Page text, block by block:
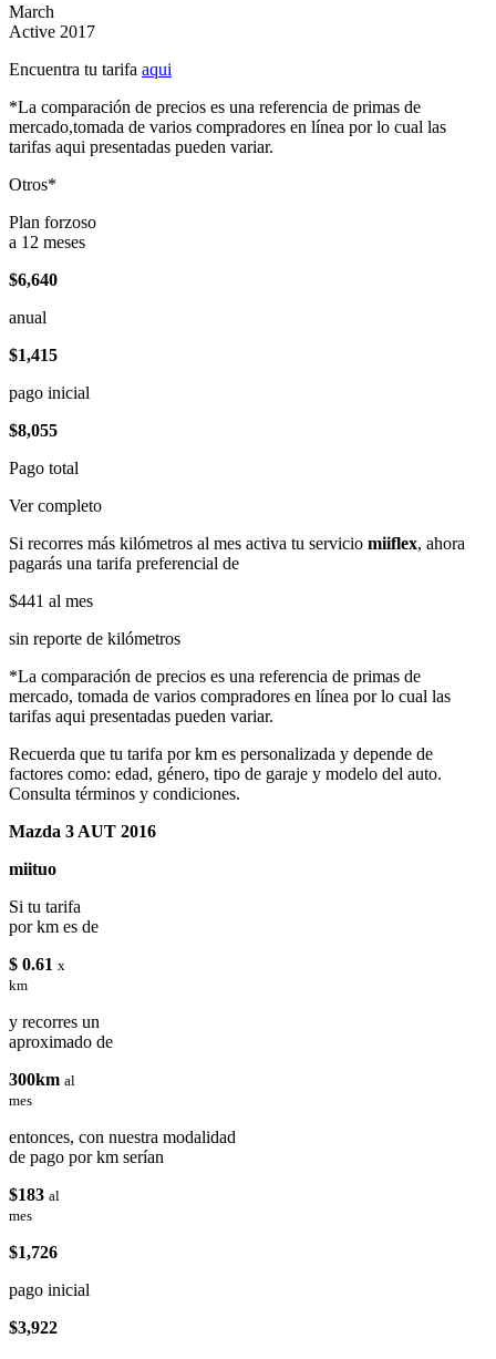
March
Active 2017
Encuentra tu tarifa aqui
*La comparación de precios es una referencia de primas de
mercado,tomada de varios compradores en línea por lo cual las
tarifas aqui presentadas pueden variar.
Otros*
Plan forzoso
a 12 meses
$6,640
anual
$1,415
pago inicial
$8,055
Pago total
Ver completo
Si recorres más kilómetros al mes activa tu servicio miiflex, ahora
pagarás una tarifa preferencial de
$441 al mes
sin reporte de kilómetros
*La comparación de precios es una referencia de primas de
mercado, tomada de varios compradores en línea por lo cual las
tarifas aqui presentadas pueden variar.
Recuerda que tu tarifa por km es personalizada y depende de
factores como: edad, género, tipo de garaje y modelo del auto.
Consulta términos y condiciones.
Mazda 3 AUT 2016
miituo
Si tu tarifa
por km es de
$ 0.61 x
km
y recorres un
aproximado de
300km al
mes
entonces, con nuestra modalidad
de pago por km serían
$183 al
mes
$1,726
pago inicial
$3,922